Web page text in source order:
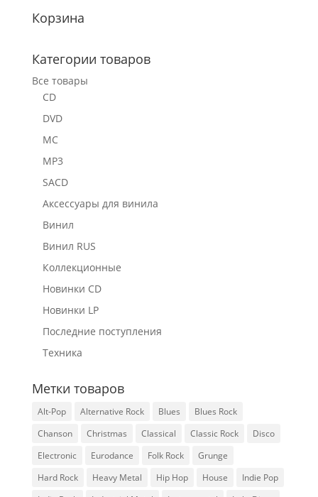
Корзина
Категории товаров
Все товары
CD
DVD
MC
MP3
SACD
Аксессуары для винила
Винил
Винил RUS
Коллекционные
Новинки CD
Новинки LP
Последние поступления
Техника
Метки товаров
Alt-Pop Alternative Rock Blues
Blues Rock
Chanson
Christmas Classical Classic Rock
Disco
Electronic
Eurodance Folk Rock
Grunge
Hard Rock
Heavy Metal Hip Hop House
Indie Pop